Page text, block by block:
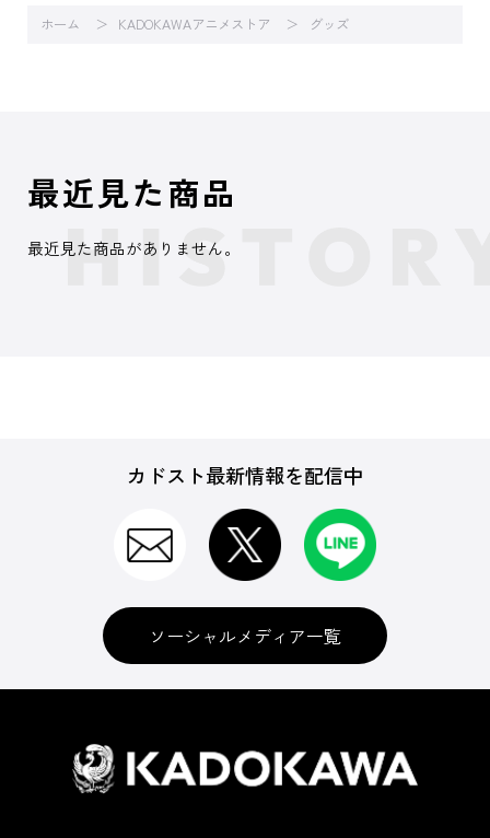
ホーム KADOKAWAアニメストア グッズ
最近見た商品
最近見た商品がありません。
カドスト最新情報を配信中
ソーシャルメディア一覧